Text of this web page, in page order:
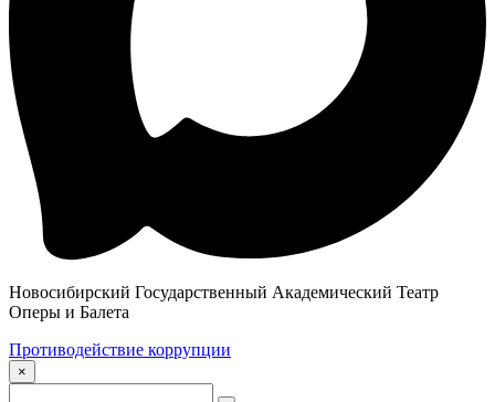
Новосибирский Государственный Академический Театр
Оперы и Балета
Противодействие коррупции
×